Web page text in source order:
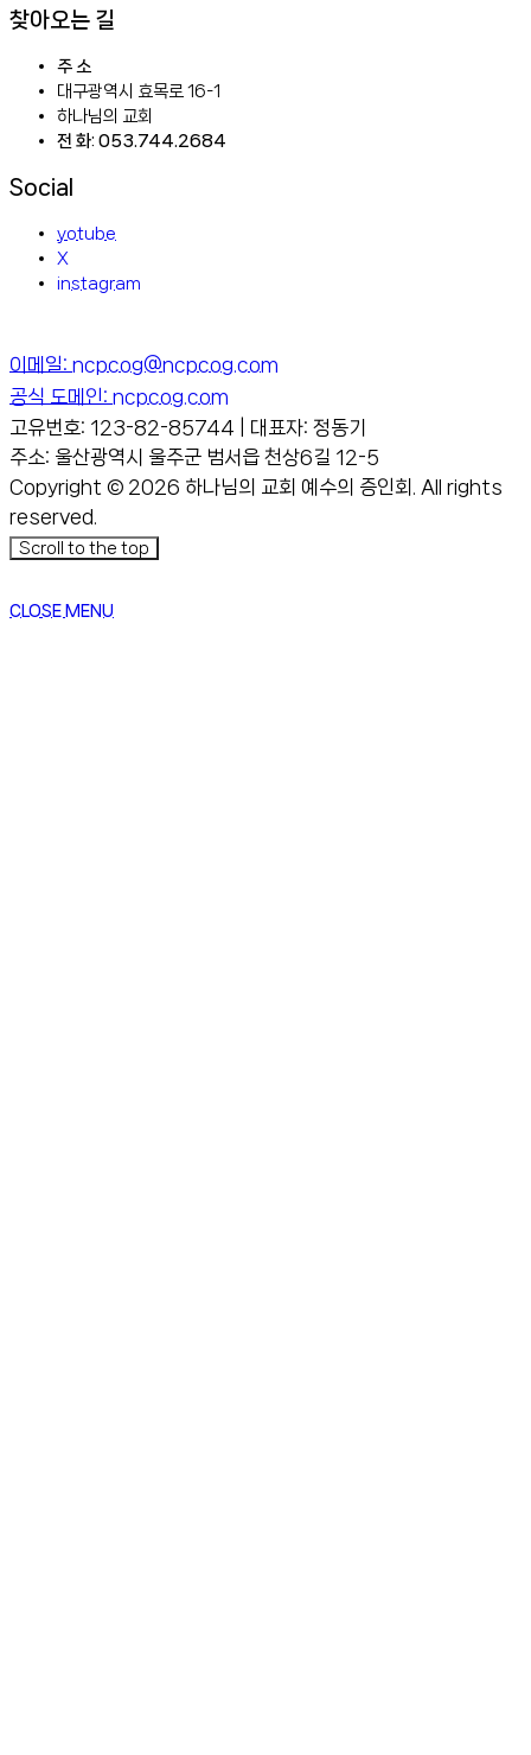
찾아오는 길
주 소
대구광역시 효목로 16-1
하나님의 교회
전 화: 053.744.2684
Social
yotube
X
instagram
이메일: ncpcog@ncpcog.com
공식 도메인: ncpcog.com
고유번호: 123-82-85744 | 대표자: 정동기
주소: 울산광역시 울주군 범서읍 천상6길 12-5
Copyright © 2026 하나님의 교회 예수의 증인회. All rights
reserved.
Scroll to the top
CLOSE MENU